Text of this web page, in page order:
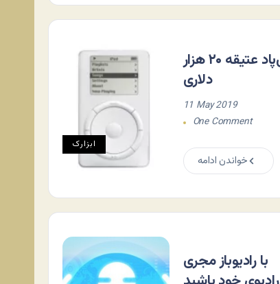
ابزارک
آی‌پاد عتیقه ۲۰ هزار
دلاری
11 May 2019
One Comment
خواندن ادامه
با رادیوباز مجری